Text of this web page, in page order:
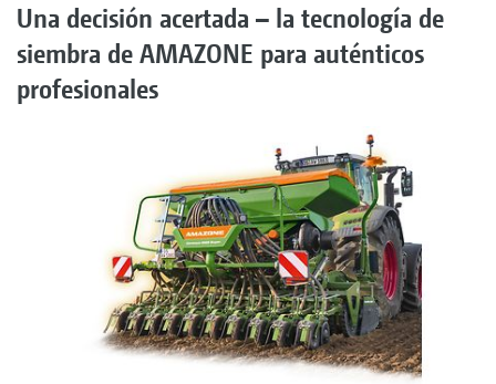
Una decisión acertada – la tecnología de
siembra de AMAZONE para auténticos
profesionales